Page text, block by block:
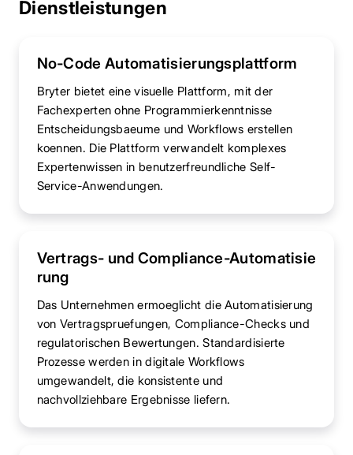
Dienstleistungen
No-Code Automatisierungsplattform
Bryter bietet eine visuelle Plattform, mit der
Fachexperten ohne Programmierkenntnisse
Entscheidungsbaeume und Workflows erstellen
koennen. Die Plattform verwandelt komplexes
Expertenwissen in benutzerfreundliche Self-
Service-Anwendungen.
Vertrags- und Compliance-Automatisie
rung
Das Unternehmen ermoeglicht die Automatisierung
von Vertragspruefungen, Compliance-Checks und
regulatorischen Bewertungen. Standardisierte
Prozesse werden in digitale Workflows
umgewandelt, die konsistente und
nachvollziehbare Ergebnisse liefern.